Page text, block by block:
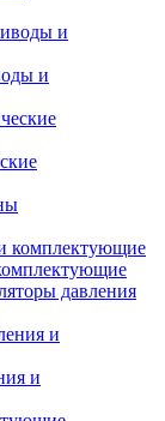
и
давления
и